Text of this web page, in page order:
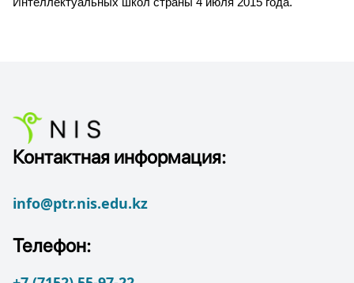
Контактная информация:
info@ptr.nis.edu.kz
Телефон: